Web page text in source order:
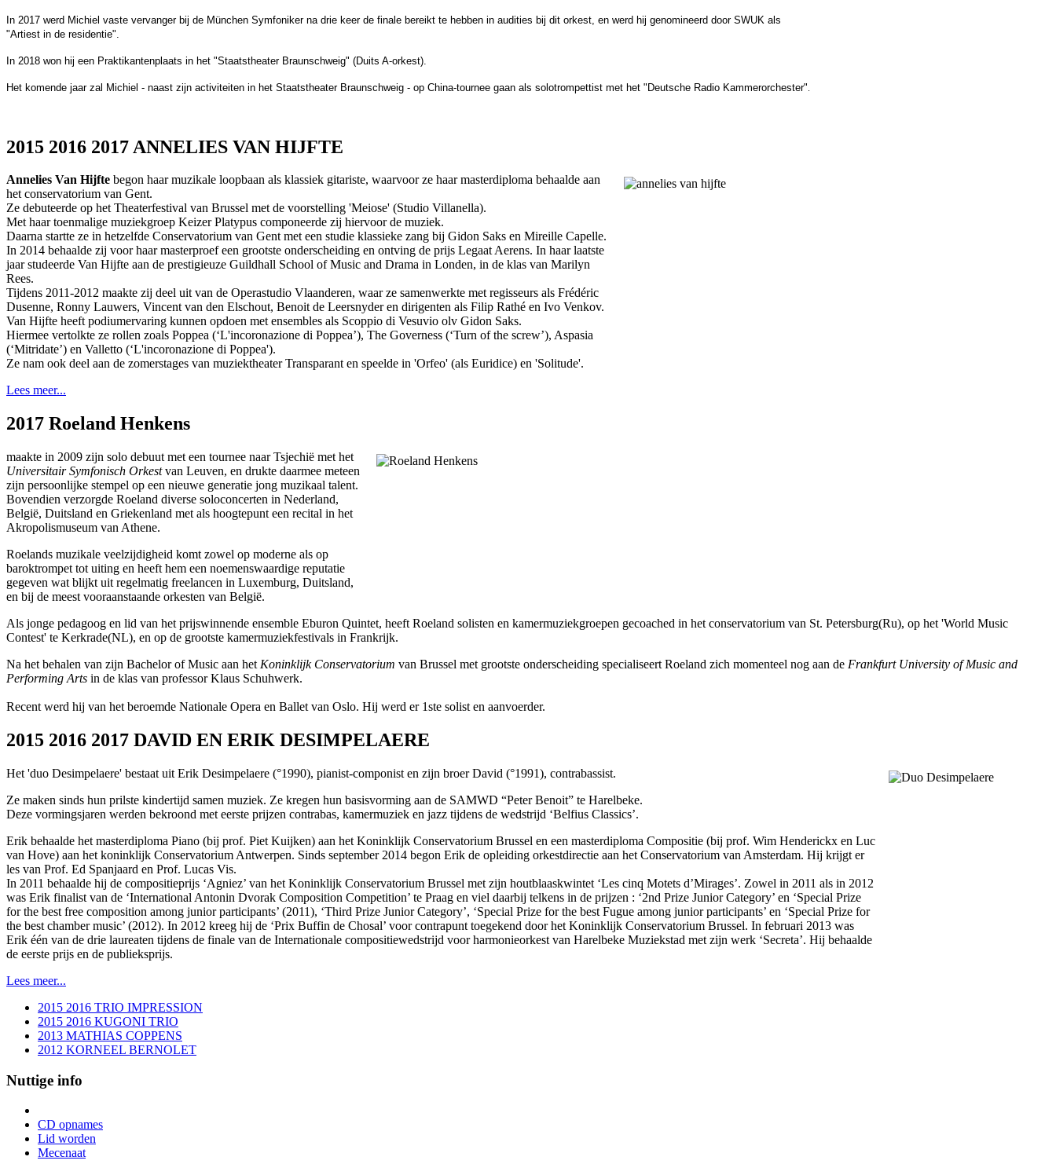
In 2017 werd Michiel vaste vervanger bij de München Symfoniker na drie keer de finale bereikt te hebben in audities bij dit orkest, en werd hij genomineerd door SWUK als
"Artiest in de residentie".
In 2018 won hij een Praktikantenplaats in het "Staatstheater Braunschweig" (Duits A-orkest).
Het komende jaar zal Michiel - naast zijn activiteiten in het Staatstheater Braunschweig - op China-tournee gaan als solotrompettist met het "Deutsche Radio Kammerorchester"
2015 2016 2017 ANNELIES VAN HIJFTE
Annelies Van Hijfte begon haar muzikale loopbaan als klassiek gitariste, waarvoor ze haar masterdiploma behaalde aan
het conservatorium van Gent.
Ze debuteerde op het Theaterfestival van Brussel met de voorstelling 'Meiose' (Studio Villanella).
Met haar toenmalige muziekgroep Keizer Platypus componeerde zij hiervoor de muziek.
Daarna startte ze in hetzelfde Conservatorium van Gent met een studie klassieke zang bij Gidon Saks en Mireille Capelle.
In 2014 behaalde zij voor haar masterproef een grootste onderscheiding en ontving de prijs Legaat Aerens. In haar laatste
jaar studeerde Van Hijfte aan de prestigieuze Guildhall School of Music and Drama in Londen, in de klas van Marilyn
Rees.
Tijdens 2011-2012 maakte zij deel uit van de Operastudio Vlaanderen, waar ze samenwerkte met regisseurs als Frédéric
Dusenne, Ronny Lauwers, Vincent van den Elschout, Benoit de Leersnyder en dirigenten als Filip Rathé en Ivo Venkov.
Van Hijfte heeft podiumervaring kunnen opdoen met ensembles als Scoppio di Vesuvio olv Gidon Saks.
Hiermee vertolkte ze rollen zoals Poppea (‘L'incoronazione di Poppea’), The Governess (‘Turn of the screw’), Aspasia
(‘Mitridate’) en Valletto (‘L'incoronazione di Poppea').
Ze nam ook deel aan de zomerstages van muziektheater Transparant en speelde in 'Orfeo' (als Euridice) en 'Solitude'.
Lees meer...
2017 Roeland Henkens
maakte in 2009 zijn solo debuut met een tournee naar Tsjechië met het
Universitair Symfonisch Orkestvan Leuven, en drukte daarmee meteen
zijn persoonlijke stempel op een nieuwe generatie jong muzikaal talent.
Bovendien verzorgde Roeland diverse soloconcerten in Nederland,
België, Duitsland en Griekenland met als hoogtepunt een recital in het
Akropolismuseum van Athene.
Roelands muzikale veelzijdigheid komt zowel op moderne als op
baroktrompet tot uiting en heeft hem een noemenswaardige reputatie
gegeven wat blijkt uit regelmatig freelancen in Luxemburg, Duitsland,
en bij de meest vooraanstaande orkesten van België.
Als jonge pedagoog en lid van het prijswinnende ensemble Eburon Quintet, heeft Roeland solisten en kamermuziekgroepen gecoached in het conservatorium van St. Petersburg(Ru), op het 'World Music
Contest' te Kerkrade(NL), en op de grootste kamermuziekfestivals in Frankrijk.
Na het behalen van zijn Bachelor of Music aan het Koninklijk Conservatorium van Brussel met grootste onderscheiding specialiseert Roeland zich momenteel nog aan de Frankfurt University of Music and
Performing Arts in de klas van professor Klaus Schuhwerk.
Recent werd hij van het beroemde Nationale Opera en Ballet van Oslo. Hij werd er 1ste solist en aanvoerder.
2015 2016 2017 DAVID EN ERIK DESIMPELAERE
Het 'duo Desimpelaere' bestaat uit Erik Desimpelaere (°1990), pianist-componist en zijn broer David (°1991), contrabassist.
Ze maken sinds hun prilste kindertijd samen muziek. Ze kregen hun basisvorming aan de SAMWD “Peter Benoit” te Harelbeke.
Deze vormingsjaren werden bekroond met eerste prijzen contrabas, kamermuziek en jazz tijdens de wedstrijd ‘Belfius Classics’.
Erik behaalde het masterdiploma Piano (bij prof. Piet Kuijken) aan het Koninklijk Conservatorium Brussel en een masterdiploma Compositie (bij prof. Wim Henderickx en Luc
van Hove) aan het koninklijk Conservatorium Antwerpen. Sinds september 2014 begon Erik de opleiding orkestdirectie aan het Conservatorium van Amsterdam. Hij krijgt er
les van Prof. Ed Spanjaard en Prof. Lucas Vis.
In 2011 behaalde hij de compositieprijs ‘Agniez’ van het Koninklijk Conservatorium Brussel met zijn houtblaaskwintet ‘Les cinq Motets d’Mirages’. Zowel in 2011 als in 2012
was Erik finalist van de ‘International Antonin Dvorak Composition Competition’ te Praag en viel daarbij telkens in de prijzen : ‘2nd Prize Junior Category’ en ‘Special Prize
for the best free composition among junior participants’ (2011), ‘Third Prize Junior Category’, ‘Special Prize for the best Fugue among junior participants’ en ‘Special Prize for
the best chamber music’ (2012). In 2012 kreeg hij de ‘Prix Buffin de Chosal’ voor contrapunt toegekend door het Koninklijk Conservatorium Brussel. In februari 2013 was
Erik één van de drie laureaten tijdens de finale van de Internationale compositiewedstrijd voor harmonieorkest van Harelbeke Muziekstad met zijn werk ‘Secreta’. Hij behaalde
de eerste prijs en de publieksprijs.
Lees meer...
2015 2016 TRIO IMPRESSION
2015 2016 KUGONI TRIO
2013 MATHIAS COPPENS
2012 KORNEEL BERNOLET
Nuttige info
CD opnames
Lid worden
Mecenaat